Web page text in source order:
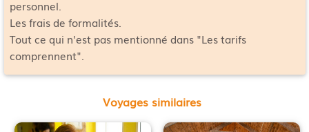
personnel.
Les frais de formalités.
Tout ce qui n'est pas mentionné dans "Les tarifs
comprennent".
Voyages similaires